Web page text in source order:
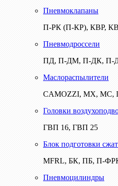
Пневмоклапаны
П-РК (П-КР), КВР,
Пневмодроссели
ПД, П-ДМ, П-ДК, П-
Маслораспылители
CAMOZZI, МХ, МС,
Головки
ГВП 16, ГВП 25
Блок подготовки
MFRL, БК, ПБ, П-
Пневмоцилиндры